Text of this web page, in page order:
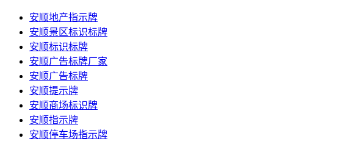
安顺地产指示牌
安顺景区标识标牌
安顺标识标牌
安顺广告标牌厂家
安顺广告标牌
安顺提示牌
安顺商场标识牌
安顺指示牌
安顺停车场指示牌